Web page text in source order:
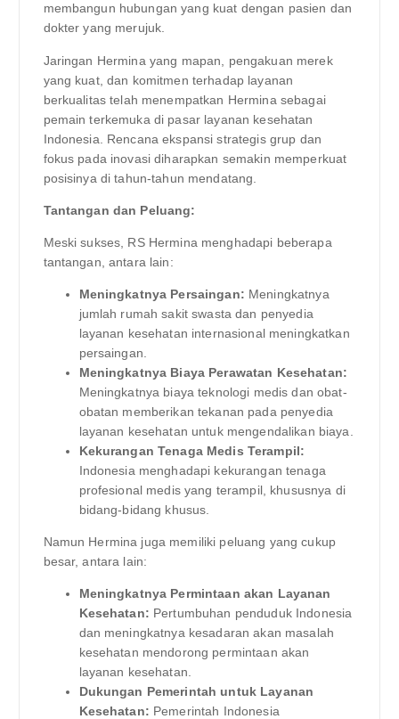
membangun hubungan yang kuat dengan pasien dan
dokter yang merujuk.
Jaringan Hermina yang mapan, pengakuan merek
yang kuat, dan komitmen terhadap layanan
berkualitas telah menempatkan Hermina sebagai
pemain terkemuka di pasar layanan kesehatan
Indonesia. Rencana ekspansi strategis grup dan
fokus pada inovasi diharapkan semakin memperkuat
posisinya di tahun-tahun mendatang.
Tantangan dan Peluang:
Meski sukses, RS Hermina menghadapi beberapa
tantangan, antara lain:
Meningkatnya Persaingan: Meningkatnya
jumlah rumah sakit swasta dan penyedia
layanan kesehatan internasional meningkatkan
persaingan.
Meningkatnya Biaya Perawatan Kesehatan:
Meningkatnya biaya teknologi medis dan obat-
obatan memberikan tekanan pada penyedia
layanan kesehatan untuk mengendalikan biaya.
Kekurangan Tenaga Medis Terampil:
Indonesia menghadapi kekurangan tenaga
profesional medis yang terampil, khususnya di
bidang-bidang khusus.
Namun Hermina juga memiliki peluang yang cukup
besar, antara lain:
Meningkatnya Permintaan akan Layanan
Kesehatan: Pertumbuhan penduduk Indonesia
dan meningkatnya kesadaran akan masalah
kesehatan mendorong permintaan akan
layanan kesehatan.
Dukungan Pemerintah untuk Layanan
Kesehatan: Pemerintah Indonesia